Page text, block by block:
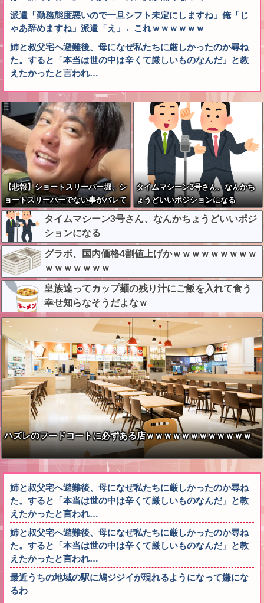
派遣「勤務態度悪いので一旦シフト未定にしますね」俺「じ
ゃあ辞めますね」派遣「え」←これｗｗｗｗｗｗ
姉と叔父宅へ避難後、母になぜ私たちに厳しかったのか尋ね
た。すると「本当は世の中は辛くて厳しいものなんだ」と教
えたかったと言われ…
【悲報】ショートスリーパー堀、シ
ョートスリーパーでない事がバレて
しまう
タイムマシーン3号さん、なんかち
ょうどいいポジションになる
タイムマシーン3号さん、なんかちょうどいいポジ
ションになる
グラボ、国内価格4割値上げかｗｗｗｗｗｗｗｗｗ
ｗｗｗｗｗｗｗ
皇族達ってカップ麺の残り汁にご飯を入れて食う
幸せ知らなそうだよなｗ
ハズレのフードコートに必ずある店ｗｗｗｗｗｗｗｗｗｗｗｗ
姉と叔父宅へ避難後、母になぜ私たちに厳しかったのか尋ね
た。すると「本当は世の中は辛くて厳しいものなんだ」と教
えたかったと言われ…
姉と叔父宅へ避難後、母になぜ私たちに厳しかったのか尋ね
た。すると「本当は世の中は辛くて厳しいものなんだ」と教
えたかったと言われ…
最近うちの地域の駅に鳩ジジイが現れるようになって嫌にな
るわ